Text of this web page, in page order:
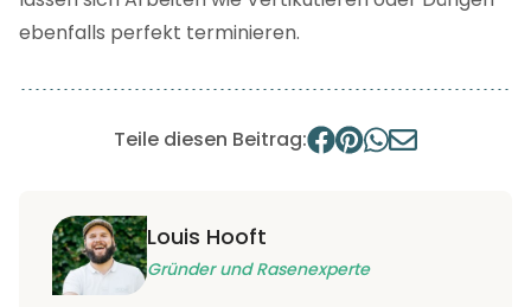
ebenfalls perfekt terminieren.
Teile diesen Beitrag:
Louis Hooft
Gründer und Rasenexperte